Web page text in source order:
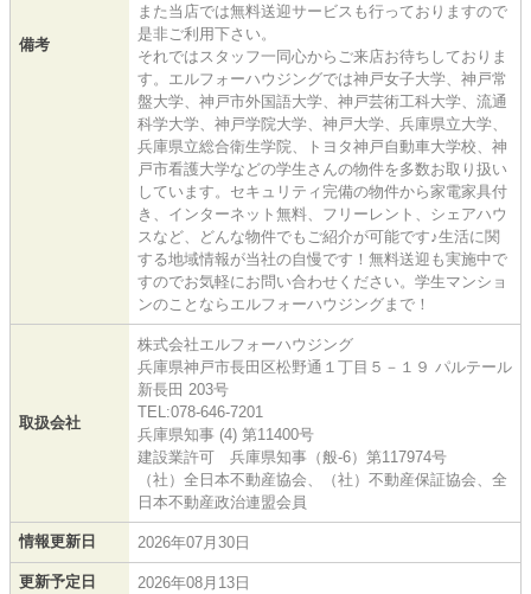
備考
また当店では無料送迎サービスも行っておりますので
是非ご利用下さい。
それではスタッフ一同心からご来店お待ちしておりま
す。エルフォーハウジングでは神戸女子大学、神戸常
盤大学、神戸市外国語大学、神戸芸術工科大学、流通
科学大学、神戸学院大学、神戸大学、兵庫県立大学、
兵庫県立総合衛生学院、トヨタ神戸自動車大学校、神
戸市看護大学などの学生さんの物件を多数お取り扱い
しています。セキュリティ完備の物件から家電家具付
き、インターネット無料、フリーレント、シェアハウ
スなど、どんな物件でもご紹介が可能です♪生活に関
する地域情報が当社の自慢です！無料送迎も実施中で
すのでお気軽にお問い合わせください。学生マンショ
ンのことならエルフォーハウジングまで！
取扱会社
株式会社エルフォーハウジング
兵庫県神戸市長田区松野通１丁目５－１９ パルテール
新長田 203号
TEL:078-646-7201
兵庫県知事 (4) 第11400号
建設業許可 兵庫県知事（般-6）第117974号
（社）全日本不動産協会、（社）不動産保証協会、全
日本不動産政治連盟会員
情報更新日 2026年07月30日
更新予定日 2026年08月13日